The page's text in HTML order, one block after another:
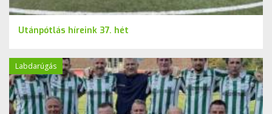
Utánpótlás híreink 37. hét
Labdarúgás